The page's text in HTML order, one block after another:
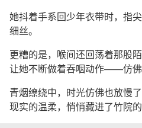
她抖着手系回少年衣带时，指
细丝。
更糟的是，喉间还回荡着那股
让她不断做着吞咽动作——仿佛
青烟缭绕中，时光仿佛也放慢
现实的温柔，悄悄藏进了竹院的